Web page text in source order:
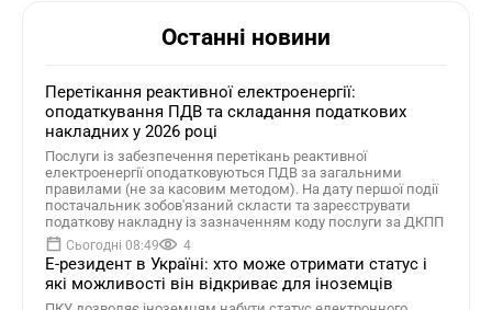
Останні новини
Перетікання реактивної електроенергії:
оподаткування ПДВ та складання податкових
накладних у 2026 році
Послуги із забезпечення перетікань реактивної
електроенергії оподатковуються ПДВ за загальними
правилами (не за касовим методом). На дату першої події
постачальник зобов'язаний скласти та зареєструвати
податкову накладну із зазначенням коду послуги за ДКПП
Сьогодні 08:49 4
Е-резидент в Україні: хто може отримати статус і
які можливості він відкриває для іноземців